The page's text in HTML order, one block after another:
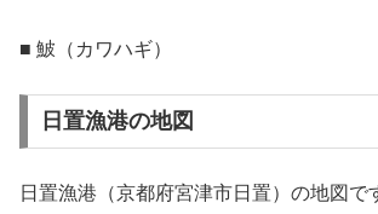
■ 鮍（カワハギ）
日置漁港の地図
日置漁港（京都府宮津市日置）の地図で